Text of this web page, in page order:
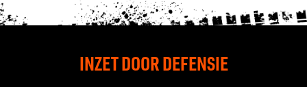
INZET DOOR DEFENSIE